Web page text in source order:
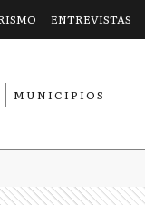
ENTREVISTAS
MUNICIPIOS